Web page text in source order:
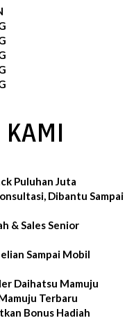
KAMI
Puluhan Juta
Dibantu Sampai
& Sales Senior
Sampai Mobil
Daihatsu Mamuju
Terbaru
Bonus Hadiah